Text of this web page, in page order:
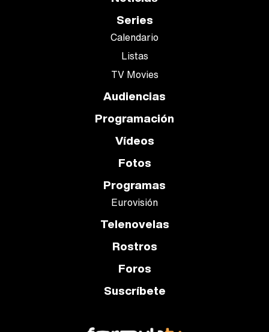
Series
Calendario
Listas
TV Movies
Audiencias
Programación
Vídeos
Fotos
Programas
Eurovisión
Telenovelas
Rostros
Foros
Suscríbete